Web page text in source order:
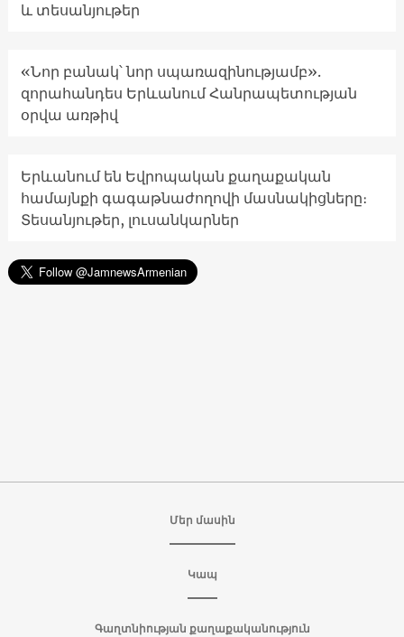
և տեսանյութեր
«Նոր բանակ՝ նոր սպառազինությամբ».
զորահանդես Երևանում Հանրապետության
օրվա առթիվ
Երևանում են Եվրոպական քաղաքական
համայնքի գագաթնաժողովի մասնակիցները։
Տեսանյութեր, լուսանկարներ
Մեր մասին
Կապ
Գաղտնիության քաղաքականություն